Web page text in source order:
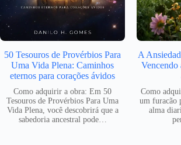
50 Tesouros de Provérbios Para
Uma Vida Plena: Caminhos
eternos para corações ávidos
Como adquirir a obra: Em 50
Tesouros de Provérbios Para Uma
Vida Plena, você descobrirá que a
sabedoria ancestral pode…
A
Vencendo
Como
um furacão
alma